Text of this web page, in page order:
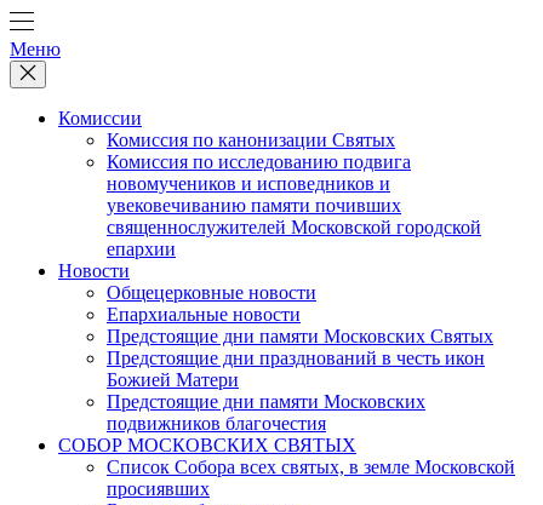
Меню
Комиссии
Комиссия по канонизации Святых
Комиссия по исследованию подвига
новомучеников и исповедников и
увековечиванию памяти почивших
священнослужителей Московской городской
епархии
Новости
Общецерковные новости
Епархиальные новости
Предстоящие дни памяти Московских Святых
Предстоящие дни празднований в честь икон
Божией Матери
Предстоящие дни памяти Московских
подвижников благочестия
СОБОР МОСКОВСКИХ СВЯТЫХ
Список Собора всех святых, в земле Московской
просиявших